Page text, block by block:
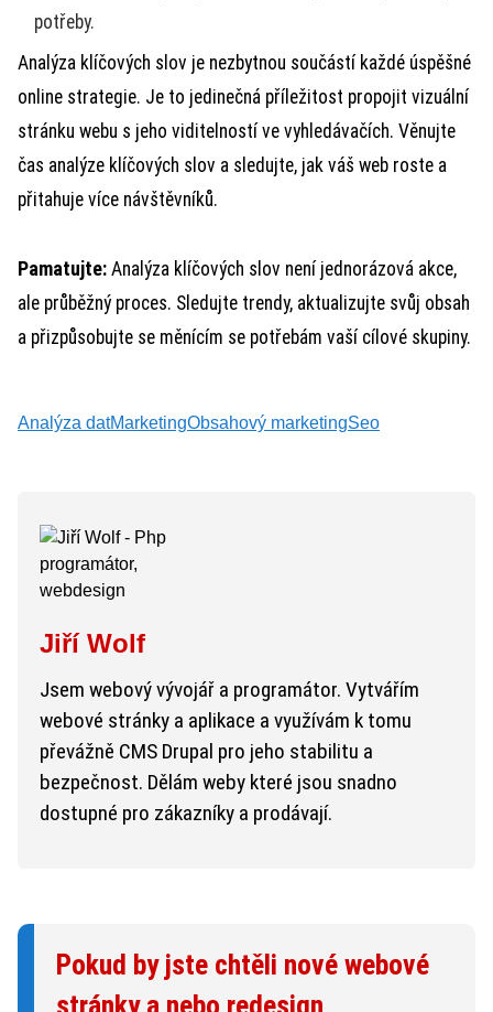
potřeby.
Analýza klíčových slov je nezbytnou součástí každé úspěšné
online strategie. Je to jedinečná příležitost propojit vizuální
stránku webu s jeho viditelností ve vyhledávačích. Věnujte
čas analýze klíčových slov a sledujte, jak váš web roste a
přitahuje více návštěvníků.
Pamatujte: Analýza klíčových slov není jednorázová akce,
ale průběžný proces. Sledujte trendy, aktualizujte svůj obsah
a přizpůsobujte se měnícím se potřebám vaší cílové skupiny.
Analýza datMarketingObsahový marketingSeo
Jiří Wolf
Jsem webový vývojář a programátor. Vytvářím
webové stránky a aplikace a využívám k tomu
převážně CMS Drupal pro jeho stabilitu a
bezpečnost. Dělám weby které jsou snadno
dostupné pro zákazníky a prodávají.
Pokud by jste chtěli nové webové
stránky a nebo redesign